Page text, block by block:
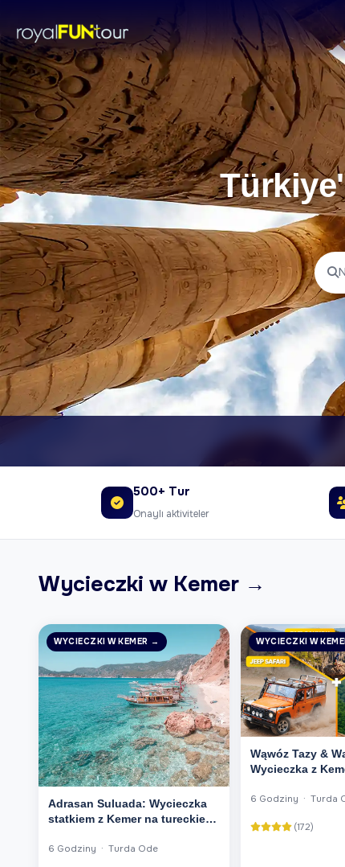
500+ Tur
Onaylı aktiviteler
Wycieczki w Kemer →
WYCIECZKI W KEMER →
Adrasan Suluada: Wycieczka
statkiem z Kemer na tureckie
6 Godziny · Turda Ode
WYCIECZKI W
Wąwóz Tazy &
Wycieczka z
6 Godziny · Turda
(172)